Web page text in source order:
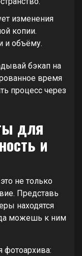
изменения
копии.
и объёму.
бэкап на
время
процесс через
для
и
не только
Представь
находятся
можешь к ним
фотоархива: